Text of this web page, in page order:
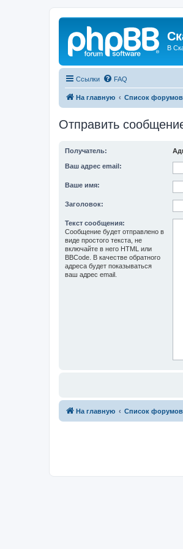
В
Ссылки FAQ
На главную Список форумов
Отправить
Получатель:
Ваш адрес email:
Ваше имя:
Заголовок:
Текст сообщения:
Сообщение будет отправлено в
виде простого текста, не
включайте в него HTML или
BBCode. В качестве обратного
адреса будет показываться
ваш адрес email.
На главную Список форумов